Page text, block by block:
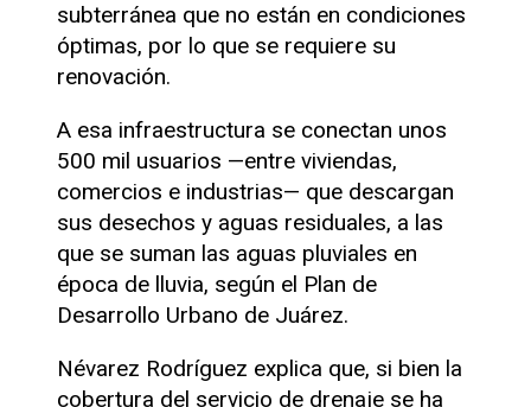
subterránea que no están en condiciones
óptimas, por lo que se requiere su
renovación.
A esa infraestructura se conectan unos
500 mil usuarios —entre viviendas,
comercios e industrias— que descargan
sus desechos y aguas residuales, a las
que se suman las aguas pluviales en
época de lluvia, según el Plan de
Desarrollo Urbano de Juárez.
Névarez Rodríguez explica que, si bien la
cobertura del servicio de drenaje se ha